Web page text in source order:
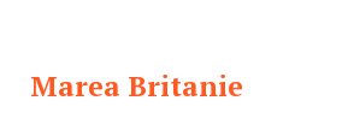
Marea Britanie